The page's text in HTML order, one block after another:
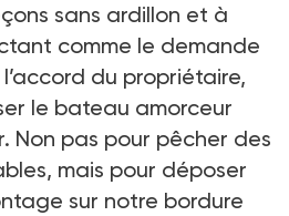
sans ardillon et à
comme le demande
du propriétaire,
le bateau amorceur
Non pas pour pêcher des
mais pour déposer
sur notre bordure